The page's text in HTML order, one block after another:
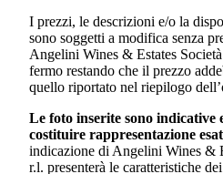
I prezzi, le descrizioni e/o la
sono soggetti a modifica senza
Angelini Wines & Estates
fermo restando che il prezzo
quello riportato nel riepilogo
Le foto inserite sono indicative
costituire rappresentazione
indicazione di Angelini Wines &
r.l. presenterà le caratteristiche